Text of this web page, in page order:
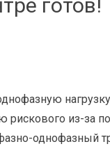
готов!
из-за
однофазный